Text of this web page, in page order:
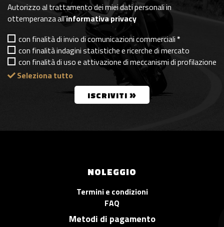
Autorizzo al trattamento dei miei dati personali in
ottemperanza all'informativa privacy
con finalità di invio di comunicazioni commerciali*
con finalità indagini statistiche e ricerche di mercato
con finalità di uso e attivazione di meccanismi di profilazione
Seleziona tutto
ISCRIVITI »
NOLEGGIO
Termini e condizioni
FAQ
Metodi di pagamento